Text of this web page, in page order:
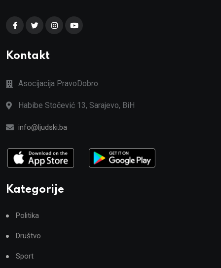
Kontakt
Asocijacija PravoDobro
Habibe Stočević 13, Sarajevo, BiH
info@ljudski.ba
Kategorije
Politika
Društvo
Sport